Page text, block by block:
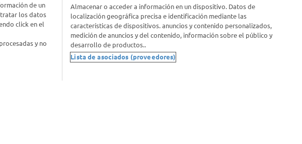
de un
los datos
click en el
y no
Almacenar o acceder a información en un dispositivo. Datos de
localización geográfica precisa e identificación mediante las
características de dispositivos. anuncios y contenido personalizados,
medición de anuncios y del contenido, información sobre el público y
desarrollo de productos..
Lista de asociados (proveedores)